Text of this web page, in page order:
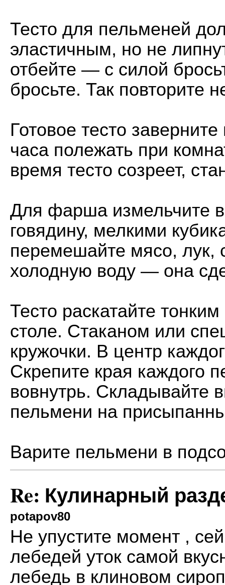
Тесто для пельменей
эластичным, но не
отбейте — с силой
бросьте. Так повторите
Готовое тесто
часа полежать при
время тесто созреет,
Для фарша измельчите
говядину, мелкими
перемешайте мясо, лук,
холодную воду — она
Тесто раскатайте
столе. Стаканом или
кружочки. В центр
Скрепите края каждого
вовнутрь.
пельмени на
Варите пельмени в
Re: Кулинарный
potapov80
Не упустите момент ,
лебедей уток самой
лебедь в клиновом